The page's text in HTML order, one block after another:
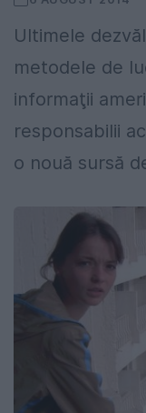
Ultimele
metodele de
informaţii
responsabilii
o nouă sursă